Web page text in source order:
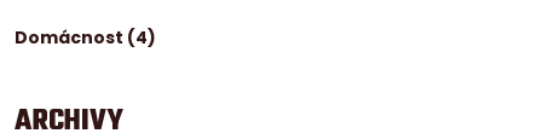
Domácnost (4)
ARCHIVY